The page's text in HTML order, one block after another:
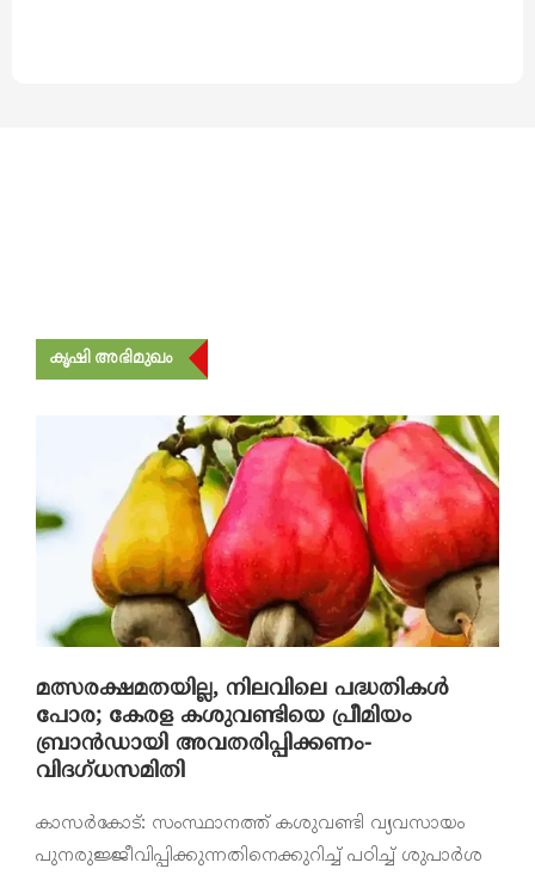
കൃഷി അഭിമുഖം
മത്സരക്ഷമതയില്ല, നിലവിലെ പദ്ധതികൾ
പോര; കേരള കശുവണ്ടിയെ പ്രീമിയം
ബ്രാൻഡായി അവതരിപ്പിക്കണം-
വിദഗ്ധസമിതി
കാസർകോട്: സംസ്ഥാനത്ത് കശുവണ്ടി വ്യവസായം
പുനരുജ്ജീവിപ്പിക്കുന്നതിനെക്കുറിച്ച് പഠിച്ച് ശുപാർശ